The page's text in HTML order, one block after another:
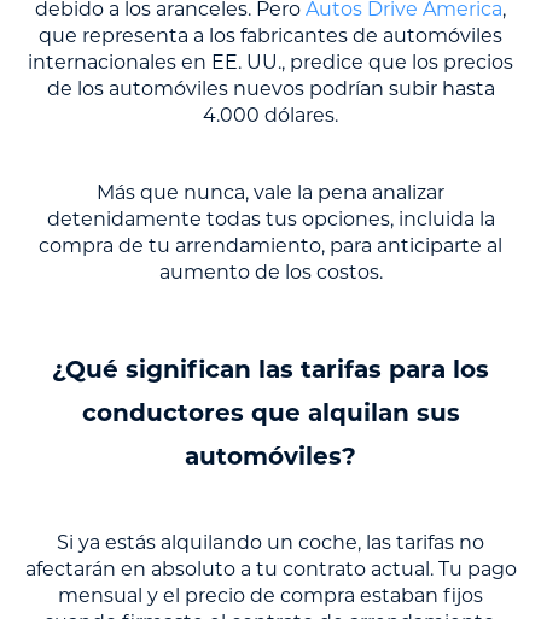
debido a los aranceles. Pero Autos Drive America,
que representa a los fabricantes de automóviles
internacionales en EE. UU., predice que los precios
de los automóviles nuevos podrían subir hasta
4.000 dólares.
Más que nunca, vale la pena analizar
detenidamente todas tus opciones, incluida la
compra de tu arrendamiento, para anticiparte al
aumento de los costos.
¿Qué significan las tarifas para los
conductores que alquilan sus
automóviles?
Si ya estás alquilando un coche, las tarifas no
afectarán en absoluto a tu contrato actual. Tu pago
mensual y el precio de compra estaban fijos